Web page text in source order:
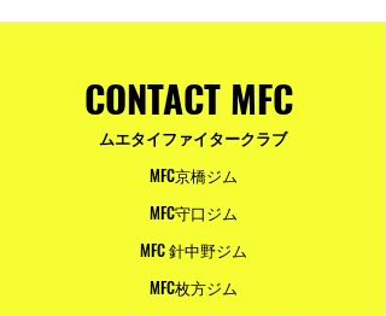
皆様へ
CONTACT MFC
ムエタイファイタークラブ
MFC京橋ジム
MFC守口ジム
MFC 針中野ジム
MFC枚方ジム